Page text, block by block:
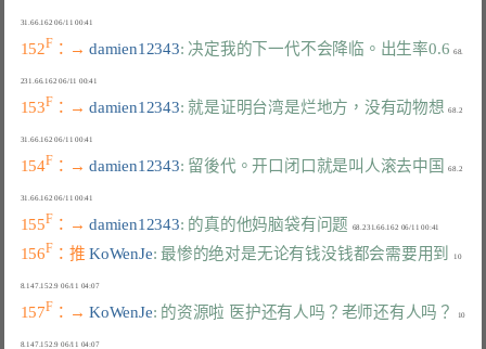
152F ：→ damien12343: 决定我的下一代不会降临。出生率0.6
  68.
153F ：→ damien12343: 就是证明台湾是烂地方，没有动物想
  68.2
154F ：→ damien12343: 留後代。开口闭口就是叫人滚去中国
  68.2
155F ：→ damien12343: 的真的他妈脑袋有问题
156F ：推 KoWenJe: 最惨的绝对是无论有钱没钱都会需要用到
  10
8.147.152.9 06/11 04:07
157F ：→ KoWenJe: 的资源啦 医护还有人吗？老师还有人吗？
  10
8.147.152.9 06/11 04:07